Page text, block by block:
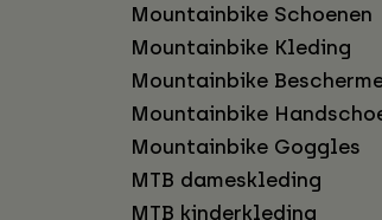
Mountainbike Schoenen
Mountainbike Kleding
Mountainbike
Mountainbike
Mountainbike Goggles
MTB dameskleding
MTB kinderkleding